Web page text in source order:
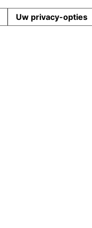
Uw privacy-opties